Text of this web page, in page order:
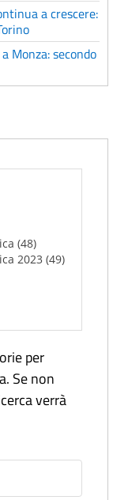
a crescere:
Monza: secondo
per
Se non
verrà